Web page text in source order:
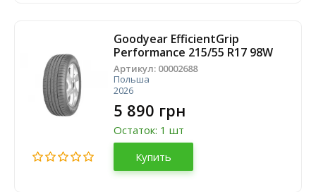
Goodyear EfficientGrip
Performance 215/55 R17 98W
Артикул: 00002688
Польша
2026
5 890 грн
Остаток: 1 шт
Купить